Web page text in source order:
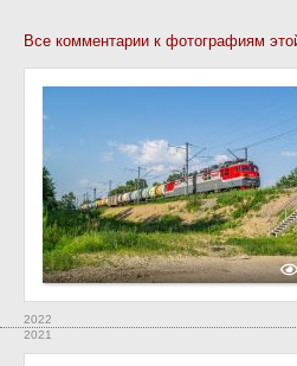
Все комментарии к фотографиям
2022
2021